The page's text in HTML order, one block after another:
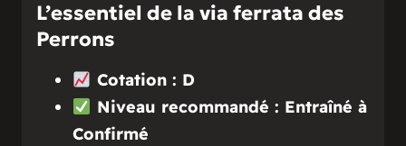
L’essentiel de la via ferrata des
Perrons
Cotation : D
Niveau recommandé : Entraîné à
Confirmé